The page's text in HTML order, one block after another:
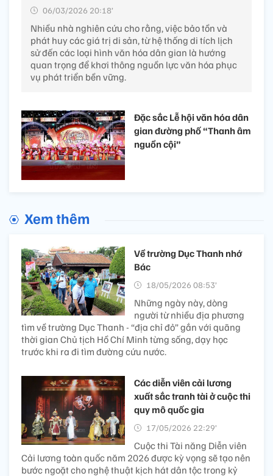
06/03/2026 20:18’
Nhiều nhà nghiên cứu cho rằng, việc bảo tồn và
phát huy các giá trị di sản, từ hệ thống di tích lịch
sử đến các loại hình văn hóa dân gian là hướng
quan trọng để khơi thông nguồn lực văn hóa phục
vụ phát triển bền vững.
Đặc sắc Lễ hội văn hóa dân
gian đường phố “Thanh âm
nguồn cội”​
Xem thêm
Về trường Dục Thanh nhớ
Bác
18/05/2026 08:53’
Những ngày này, dòng
người từ nhiều địa phương
tìm về trường Dục Thanh - “địa chỉ đỏ” gắn với quãng
thời gian Chủ tịch Hồ Chí Minh từng sống, dạy học
trước khi ra đi tìm đường cứu nước.
Các diễn viên cải lương
xuất sắc tranh tài ở cuộc thi
quy mô quốc gia
17/05/2026 22:29’
Cuộc thi Tài năng Diễn viên
Cải lương toàn quốc năm 2026 được kỳ vọng sẽ tạo nên
bước ngoặt cho nghệ thuật kịch hát dân tộc trong kỷ